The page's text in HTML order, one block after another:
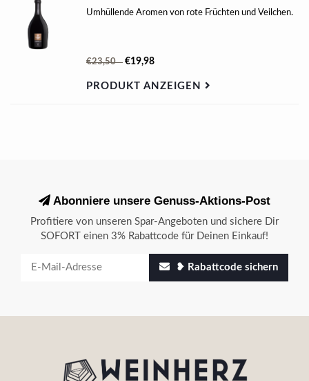
Umhüllende Aromen von rote Früchten und Veilchen.
€23,50 €19,98
PRODUKT ANZEIGEN
Abonniere unsere Genuss-Aktions-Post
Profitiere von unseren Spar-Angeboten und sichere Dir
SOFORT einen 3% Rabattcode für Deinen Einkauf!
❥ Rabattcode sichern